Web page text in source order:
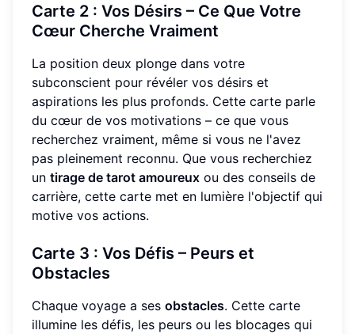
Carte 2 : Vos Désirs – Ce Que Votre
Cœur Cherche Vraiment
La position deux plonge dans votre
subconscient pour révéler vos désirs et
aspirations les plus profonds. Cette carte parle
du cœur de vos motivations – ce que vous
recherchez vraiment, même si vous ne l'avez
pas pleinement reconnu. Que vous recherchiez
un tirage de tarot amoureux ou des conseils de
carrière, cette carte met en lumière l'objectif qui
motive vos actions.
Carte 3 : Vos Défis – Peurs et
Obstacles
Chaque voyage a ses obstacles. Cette carte
illumine les défis, les peurs ou les blocages qui